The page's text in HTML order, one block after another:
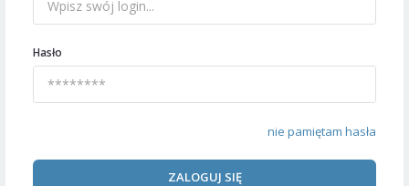
Hasło
nie pamiętam hasła
ZALOGUJ SIĘ